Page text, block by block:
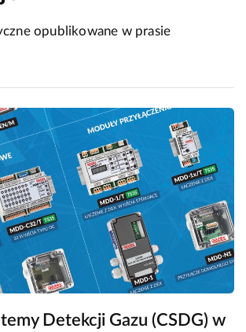
opublikowane w prasie
Detekcji Gazu (CSDG) w